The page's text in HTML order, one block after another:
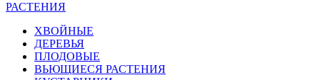
РАСТЕНИЯ
ХВОЙНЫЕ
ДЕРЕВЬЯ
ПЛОДОВЫЕ
ВЬЮЩИЕСЯ РАСТЕНИЯ